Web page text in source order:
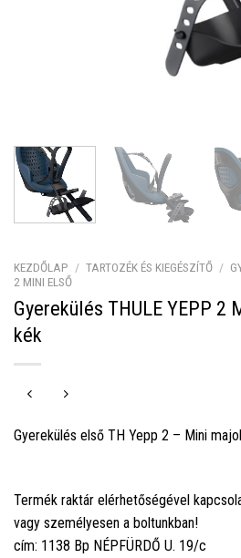
KEZDŐLAP / TARTOZÉK ÉS KIEGÉSZÍTŐ /
2 MINI ELSŐ
Gyerekülés THULE YEPP 2
kék
Gyerekülés első TH Yepp 2 – Mini
Termék raktár elérhetőségével
vagy személyesen a boltunkban!
cím: 1138 Bp NÉPFÜRDŐ U. 19/c